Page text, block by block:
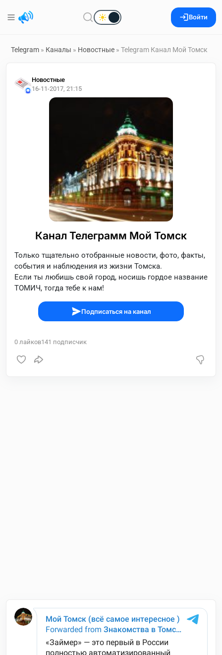
Войти
Telegram » Каналы » Новостные » Telegram Канал Мой Томск
Новостные
16-11-2017, 21:15
Канал Телеграмм Мой Томск
Только тщательно отобранные новости, фото, факты,
события и наблюдения из жизни Томска.
Если ты любишь свой город, носишь гордое название
ТОМИЧ, тогда тебе к нам!
Подписаться на канал
0 лайков141 подписчик